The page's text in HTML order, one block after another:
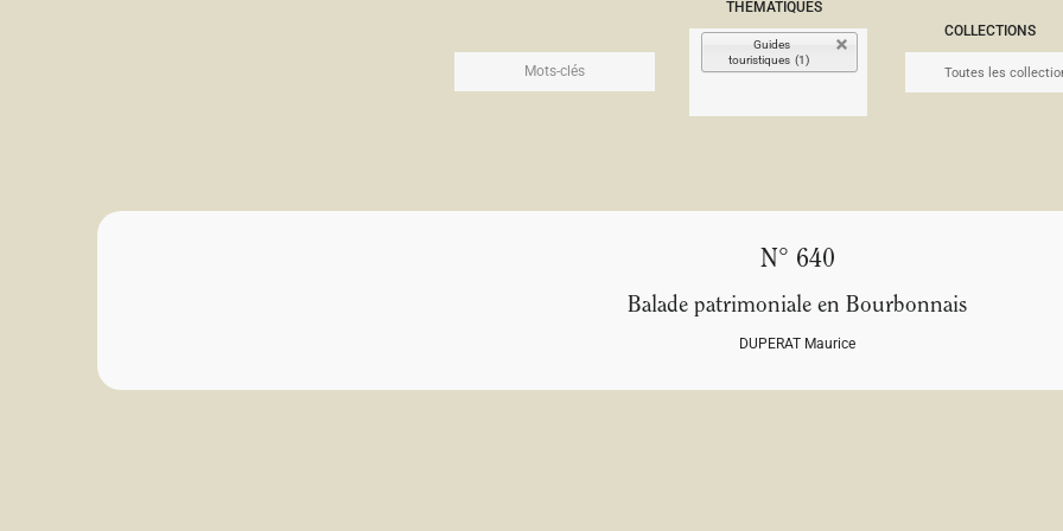
THÉMATIQUES
Guides
touristiques (1)
COLLECTIONS
N° 640
Balade patrimoniale en Bourbonnais
DUPERAT Maurice